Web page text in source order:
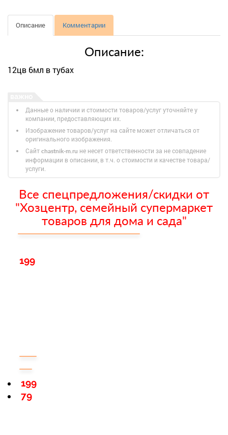
Описание Комментарии
Описание:
12цв 6мл в тубах
Данные о наличии и стоимости товаров/услуг уточняйте у
компании, предоставляющих их.
Изображение товаров/услуг на сайте может отличаться от
оригинального изображения.
Сайт chastnik-m.ru не несет ответственности за не совпадение
информации в описании, в т.ч. о стоимости и качестве товара/
услуги.
Все спецпредложения/скидки от
"Хозцентр, семейный супермаркет
товаров для дома и сада"
199
79
199